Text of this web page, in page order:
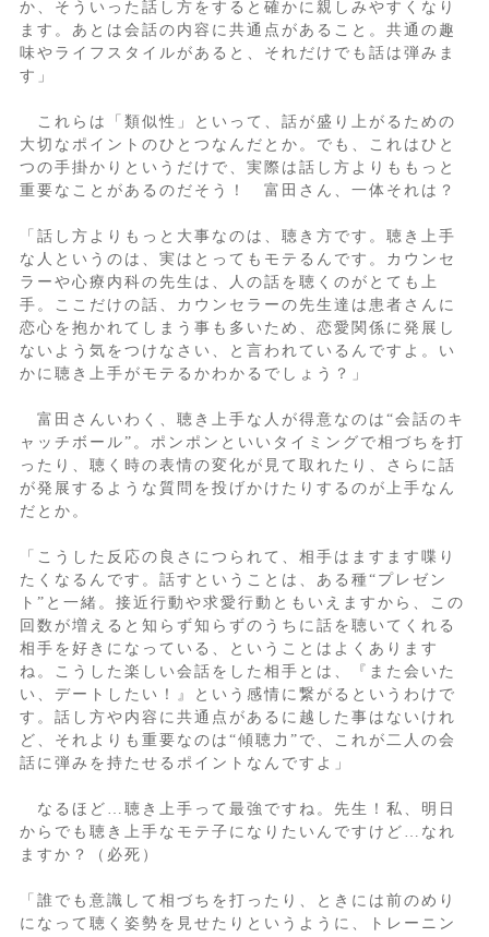
か、そういった話し方をすると確かに親しみやすくなり
ます。あとは会話の内容に共通点があること。共通の趣
味やライフスタイルがあると、それだけでも話は弾みま
す」
これらは「類似性」といって、話が盛り上がるための
大切なポイントのひとつなんだとか。でも、これはひと
つの手掛かりというだけで、実際は話し方よりももっと
重要なことがあるのだそう！ 富田さん、一体それは？
「話し方よりもっと大事なのは、聴き方です。聴き上手
な人というのは、実はとってもモテるんです。カウンセ
ラーや心療内科の先生は、人の話を聴くのがとても上
手。ここだけの話、カウンセラーの先生達は患者さんに
恋心を抱かれてしまう事も多いため、恋愛関係に発展し
ないよう気をつけなさい、と言われているんですよ。い
かに聴き上手がモテるかわかるでしょう？」
富田さんいわく、聴き上手な人が得意なのは“会話のキ
ャッチボール”。ポンポンといいタイミングで相づちを打
ったり、聴く時の表情の変化が見て取れたり、さらに話
が発展するような質問を投げかけたりするのが上手なん
だとか。
「こうした反応の良さにつられて、相手はますます喋り
たくなるんです。話すということは、ある種“プレゼン
ト”と一緒。接近行動や求愛行動ともいえますから、この
回数が増えると知らず知らずのうちに話を聴いてくれる
相手を好きになっている、ということはよくあります
ね。こうした楽しい会話をした相手とは、『また会いた
い、デートしたい！』という感情に繋がるというわけで
す。話し方や内容に共通点があるに越した事はないけれ
ど、それよりも重要なのは“傾聴力”で、これが二人の会
話に弾みを持たせるポイントなんですよ」
なるほど…聴き上手って最強ですね。先生！私、明日
からでも聴き上手なモテ子になりたいんですけど…なれ
ますか？（必死）
「誰でも意識して相づちを打ったり、ときには前のめり
になって聴く姿勢を見せたりというように、トレーニン